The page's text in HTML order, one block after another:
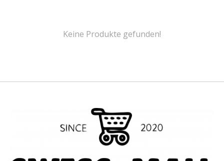
Keine Produkte gefunden!